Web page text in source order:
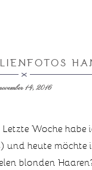
14, 2016
Letzte Woche habe
heute möchte
blonden